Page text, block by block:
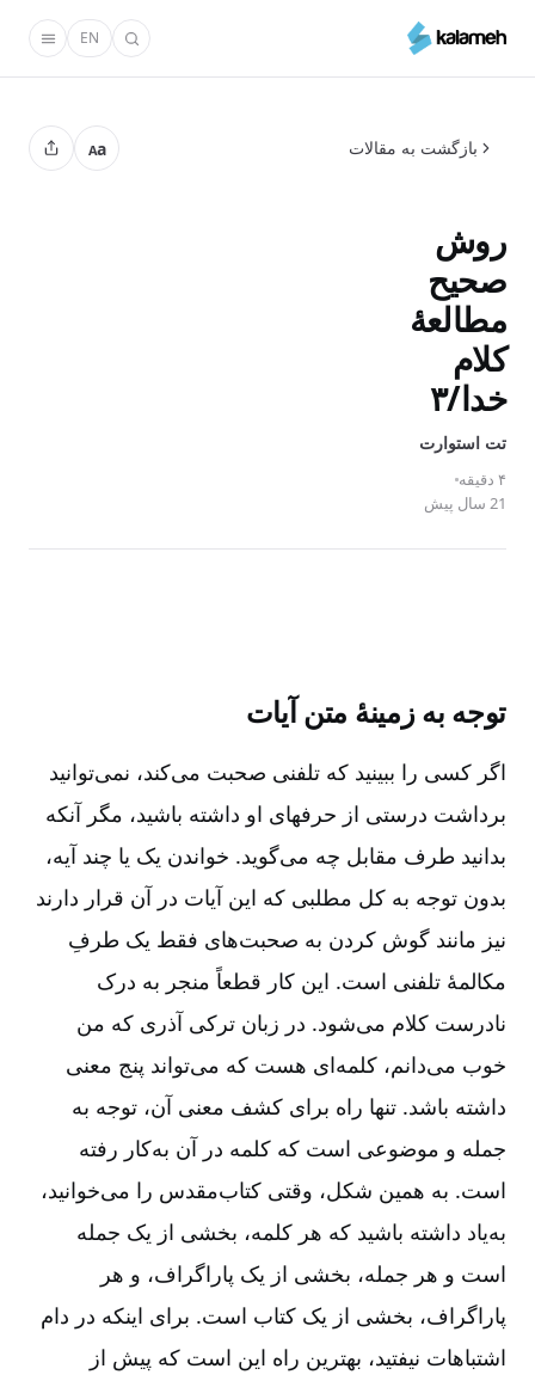
محتوای
EN
بازگشت به مقالات Aa
روش
صحیح
مطالعۀ
کلام
خدا/۳
تت استوارت
۴ دقیقه
21 سال پیش
توجه به زمینۀ متن آیات‌
اگر کسی را ببینید که تلفنی صحبت می‌کند، نمی‌توانید
برداشت درستی از حرفهای او داشته باشید، مگر آنکه
بدانید طرف مقابل چه می‌گوید. خواندن یک یا چند آیه‌،
بدون توجه به کل مطلبی که این آیات در آن قرار دارند
نیز مانند گوش کردن به صحبت‌های فقط یک طرفِ
مکالمۀ تلفنی است‌. این کار قطعاً منجر به درک
نادرست کلام می‌شود. در زبان ترکی آذری که من
خوب می‌دانم‌، کلمه‌ای هست که می‌تواند پنج معنی
داشته باشد. تنها راه برای کشف معنی آن‌، توجه به
جمله و موضوعی است که کلمه در آن به‌کار رفته
است‌. به همین شکل‌، وقتی کتاب‌مقدس را می‌خوانید،
به‌یاد داشته باشید که هر کلمه‌، بخشی از یک جمله
است و هر جمله‌، بخشی از یک پاراگراف‌، و هر
پاراگراف‌، بخشی از یک کتاب است‌. برای اینکه در دام
اشتباهات نیفتید، بهترین راه این است که پیش از